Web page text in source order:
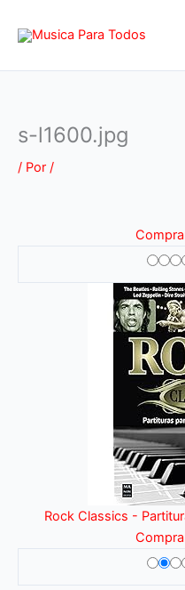
s-l1600.jpg
/ Por /
Rock Classics -